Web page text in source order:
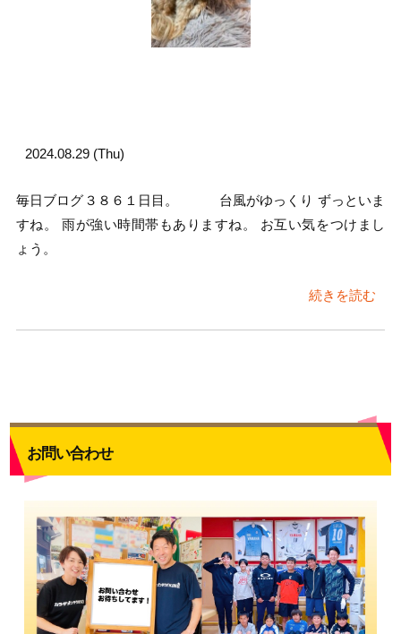
2024.08.29 (Thu)
毎日ブログ３８６１日目。 台風がゆっくり ずっといま
すね。 雨が強い時間帯もありますね。 お互い気をつけまし
ょう。
続きを読む
お問い合わせ